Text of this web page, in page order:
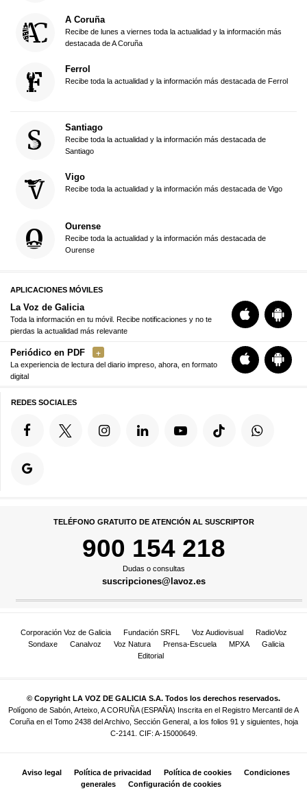
A Coruña
Recibe de lunes a viernes toda la actualidad y la información más
destacada de A Coruña
Ferrol
Recibe toda la actualidad y la información más destacada de Ferrol
Santiago
Recibe toda la actualidad y la información más destacada de
Santiago
Vigo
Recibe toda la actualidad y la información más destacada de Vigo
Ourense
Recibe toda la actualidad y la información más destacada de
Ourense
APLICACIONES MÓVILES
La Voz de Galicia
Toda la información en tu móvil. Recibe notificaciones y no te
pierdas la actualidad más relevante
Periódico en PDF
La experiencia de lectura del diario impreso, ahora, en formato
digital
REDES SOCIALES
TELÉFONO GRATUITO DE ATENCIÓN AL SUSCRIPTOR
900 154 218
Dudas o consultas
suscripciones@lavoz.es
Corporación Voz de Galicia Fundación SRFL Voz Audiovisual
RadioVoz
Sondaxe
Canalvoz Voz Natura Prensa-Escuela MPXA
Galicia
Editorial
© Copyright LA VOZ DE GALICIA S.A. Todos los derechos reservados.
Polígono de Sabón, Arteixo, A CORUÑA (ESPAÑA) Inscrita en el Registro Mercantil de A
Coruña en el Tomo 2438 del Archivo, Sección General, a los folios 91 y siguientes, hoja
C-2141. CIF: A-15000649.
Aviso legal Política de privacidad Política de cookies
Condiciones
generales
Configuración de cookies